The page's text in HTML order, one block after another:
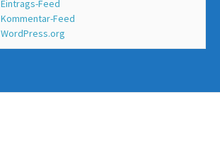
Eintrags-Feed
Kommentar-Feed
WordPress.org